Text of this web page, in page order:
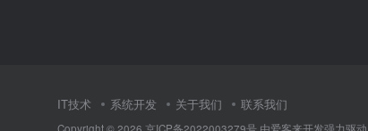
IT技术 系统开发 关于我们 联系我们